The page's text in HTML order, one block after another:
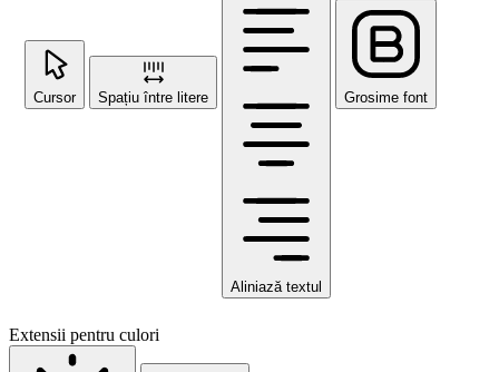
Cursor Spațiu între litere
Aliniază textul
Grosime font
Extensii pentru culori